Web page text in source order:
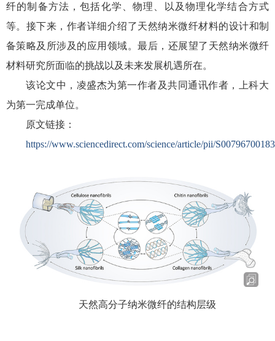
纤的制备方法，包括化学、物理、以及物理化学结合方式
等。接下来，作者详细介绍了天然纳米微纤材料的设计和制
备策略及所涉及的应用领域。最后，还展望了天然纳米微纤
材料研究所面临的挑战以及未来发展机遇所在。
该论文中，凌盛杰为第一作者及共同通讯作者，上科大
为第一完成单位。
原文链接：
https://www.sciencedirect.com/science/article/pii/
天然高分子纳米微纤的结构层级